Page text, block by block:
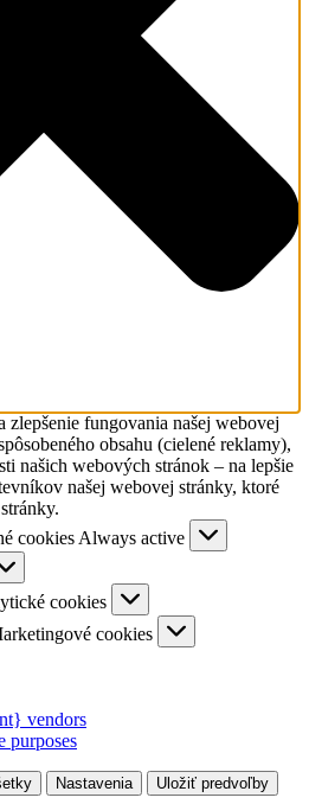
zlepšenie fungovania našej webovej
obsahu (cielené reklamy),
našich webových stránok – na lepšie
našej webovej stránky, ktoré
cookies Always active
cookies
cookies
vendors
purposes
Nastavenia Uložiť predvoľby